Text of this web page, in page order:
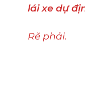
lái xe dự
Rẽ phải.